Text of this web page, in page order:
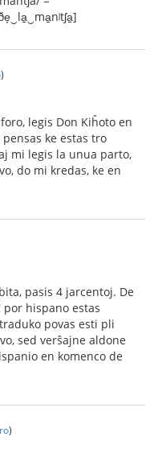
)
legis Don Kiĥoto en
ke estas tro
mi legis la unua parto,
do mi kredas, ke en
pasis 4 jarcentoj. De
hispano estas
povas esti pli
sed verŝajne aldone
en komenco de
)